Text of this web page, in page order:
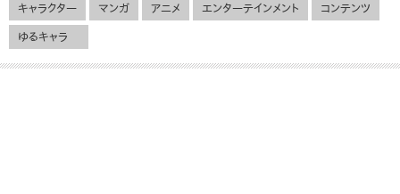
キャラクター マンガ アニメ エンターテインメント コンテンツ
ゆるキャラ